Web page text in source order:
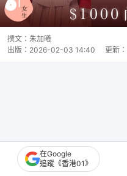
撰文： 朱加曦
出版： 2026-02-03 14:40 更新：
在Google
追蹤《香港01》